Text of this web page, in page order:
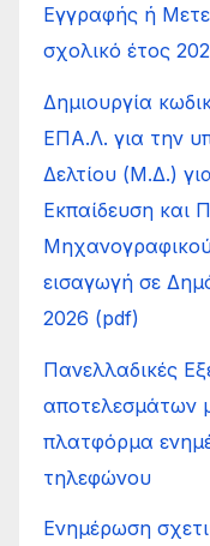
Εγγραφής ή
σχολικό έτος
Δημιουργία
ΕΠΑ.Λ. για την
Δελτίου (Μ.Δ.)
Εκπαίδευση και
εισαγωγή σε
2026 (pdf)
Πανελλαδικές
αποτελεσμάτων
πλατφόρμα
τηλεφώνου
Ενημέρωση